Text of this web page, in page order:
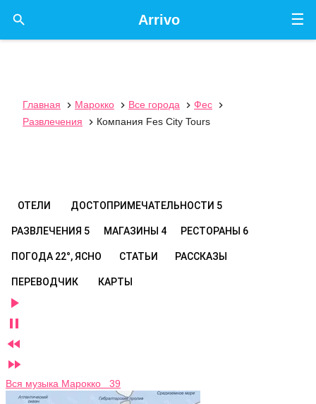
☰
Arrivo

Главная  Марокко  Все города  Фес

Развлечения
 Компания Fes City Tours
ОТЕЛИ ДОСТОПРИМЕЧАТЕЛЬНОСТИ 5
РАЗВЛЕЧЕНИЯ 5 МАГАЗИНЫ 4 РЕСТОРАНЫ 6
ПОГОДА 22°, ЯСНО СТАТЬИ РАССКАЗЫ
ПЕРЕВОДЧИК КАРТЫ




Вся музыка Марокко 39